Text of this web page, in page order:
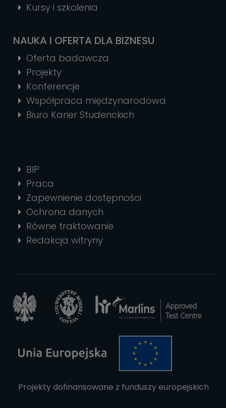
Kursy i szkolenia
NAUKA I OFERTA DLA BIZNESU
Oferta badawcza
Projekty
Konferencje
Współpraca międzynarodowa
Biuro Karier Studenckich
BIP
Praca
Zapewnienie dostępności
Ochrona danych
Równe traktowanie
Redakcja witryny
Projekty dofinansowane z funduszy europejskich